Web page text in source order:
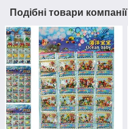
Подібні товари компанії